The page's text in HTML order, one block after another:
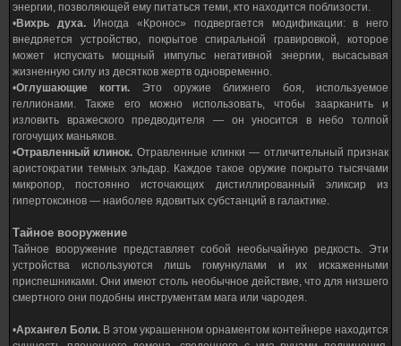
энергии, позволяющей ему питаться теми, кто находится поблизости.
•Вихрь духа.Иногда «Кронос» подвергается модификации: в него
внедряется устройство, покрытое спиральной гравировкой, которое
может испускать мощный импульс негативной энергии, высасывая
жизненную силу из десятков жертв одновременно.
•Оглушающие когти. Это оружие ближнего боя, используемое
геллионами. Также его можно использовать, чтобы заарканить и
изловить вражеского предводителя — он уносится в небо толпой
гогочущих маньяков.
•Отравленный клинок. Отравленные клинки — отличительный признак
аристократии темных эльдар. Каждое такое оружие покрыто тысячами
микропор, постоянно источающих дистиллированный эликсир из
гипертоксинов — наиболее ядовитых субстанций в галактике.
Тайное вооружение
Тайное вооружение представляет собой необычайную редкость. Эти
устройства используются лишь гомункулами и их искаженными
приспешниками. Они имеют столь необычное действие, что для низшего
смертного они подобны инструментам мага или чародея.
•Архангел Боли. В этом украшенном орнаментом контейнере находится